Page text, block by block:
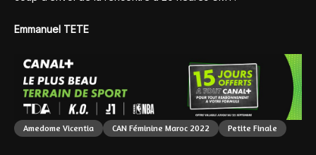
Emmanuel TETE
Amedome Vicentia CAN Féminine Maroc 2022 Petite Finale